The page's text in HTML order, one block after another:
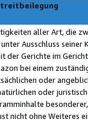
aller Art, die
Ausschluss
der Gerichte im
bei einem
oder
oder
nicht ohne Weiteres